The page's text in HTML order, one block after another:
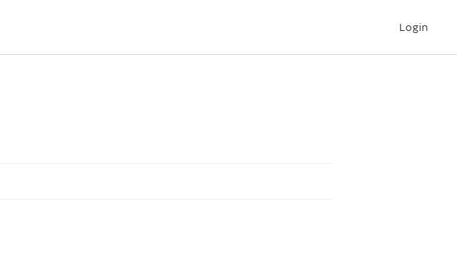
Login